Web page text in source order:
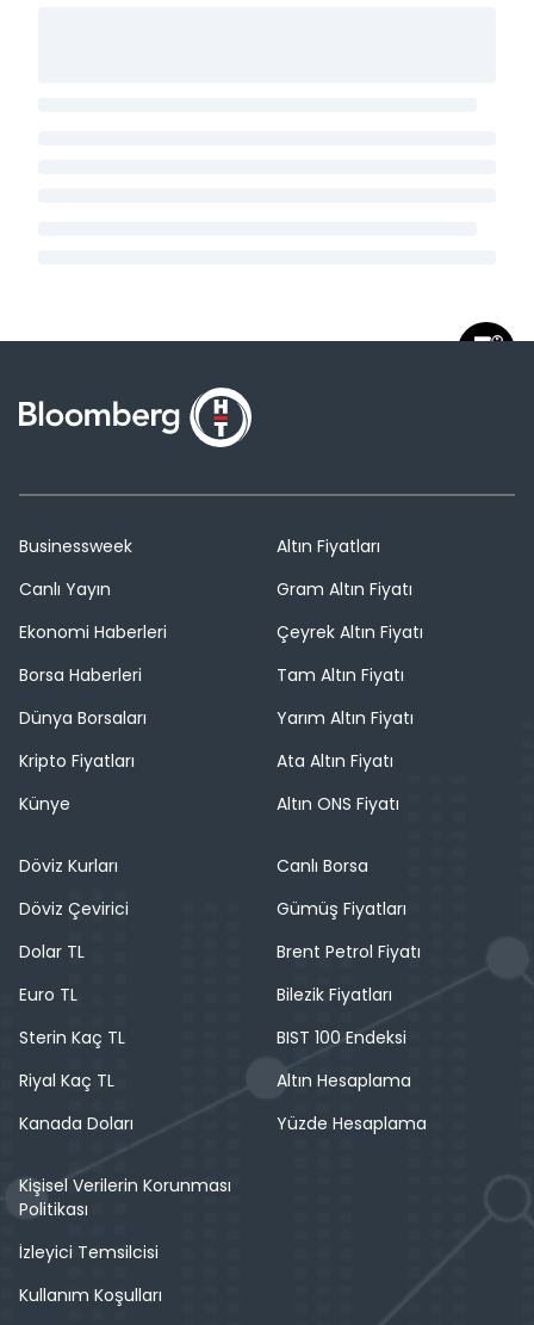
Businessweek
Canlı Yayın
Ekonomi Haberleri
Borsa Haberleri
Dünya Borsaları
Kripto Fiyatları
Künye
Altın Fiyatları
Gram Altın Fiyatı
Çeyrek Altın Fiyatı
Tam Altın Fiyatı
Yarım Altın Fiyatı
Ata Altın Fiyatı
Altın ONS Fiyatı
Döviz Kurları
Döviz Çevirici
Dolar TL
Euro TL
Sterin Kaç TL
Riyal Kaç TL
Kanada Doları
Canlı Borsa
Gümüş Fiyatları
Brent Petrol Fiyatı
Bilezik Fiyatları
BIST 100 Endeksi
Altın Hesaplama
Yüzde Hesaplama
Kişisel Verilerin Korunması
Politikası
İzleyici Temsilcisi
Kullanım Koşulları